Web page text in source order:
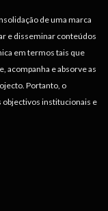
de uma marca
e disseminar conteúdos
em termos tais que
acompanha e absorve as
Portanto, o
objectivos institucionais e